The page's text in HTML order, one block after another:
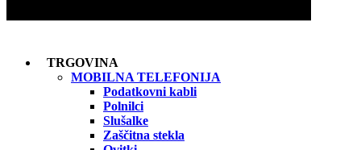
TRGOVINA
MOBILNA TELEFONIJA
Podatkovni kabli
Polnilci
Slušalke
Zaščitna stekla